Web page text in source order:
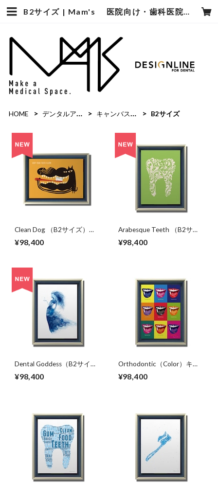
B2サイズ | Mam's 医院向け・歯科医院向けのデザイン雑貨の販売
HOME デンタルアート キャンバスプリント（立体額縁入り） B2サイズ
Clean Dog （B2サイズ）・
¥98,400
Arabesque Teeth （B2サイ
¥98,400
Dental Goddess（B2サイ
¥98,400
Orthodontic（Color）キャ
ズ）・立体額入り
¥98,400